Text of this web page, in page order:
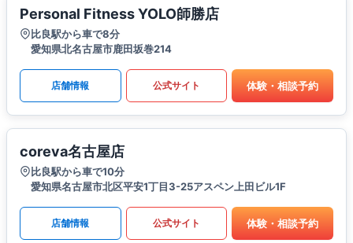
Personal Fitness YOLO師勝店
比良駅から車で8分
愛知県北名古屋市鹿田坂巻214
店舗情報 公式サイト 体験・相談予約
coreva名古屋店
比良駅から車で10分
愛知県名古屋市北区平安1丁目3-25アスペン上田ビル1F
店舗情報 公式サイト 体験・相談予約